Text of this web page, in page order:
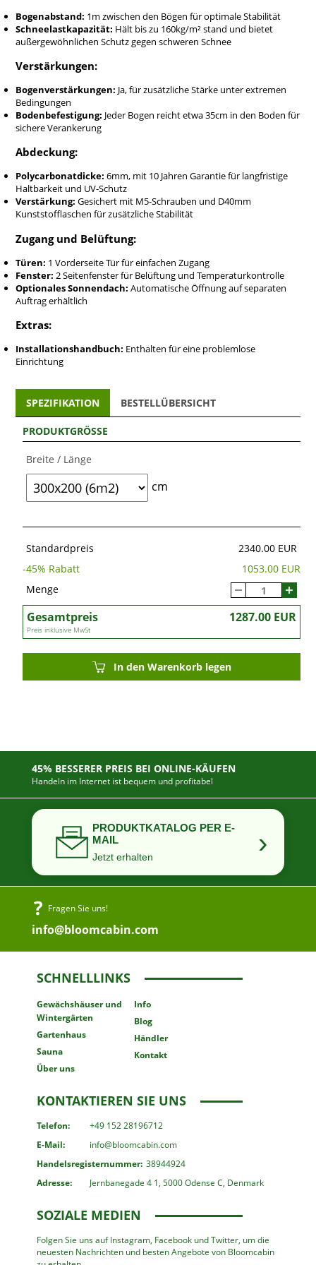
für eine nahtlose Montage geliefert, was den Aufbau
schnell und einfach macht, sodass Sie schneller mit dem
Gärtnern beginnen können.
High Tunnel Gewächshaus—eine perfekte Kombination aus
Pflanzen.
Wir bieten stolz bequeme Abhollieferung für alle unsere
Produkte an, um Ihnen ein nahtloses und problemloses
Bogenabstand: 1m zwischen den Bögen für optimale Stabilität
Schneelastkapazität: Hält bis zu 160kg/m² stand und bietet
außergewöhnlichen Schutz gegen schweren Schnee
Verstärkungen:
Bogenverstärkungen: Ja, für zusätzliche Stärke unter extremen
Bedingungen
Bodenbefestigung: Jeder Bogen reicht etwa 35cm in den Boden für
sichere Verankerung
Abdeckung:
Polycarbonatdicke: 6mm, mit 10 Jahren Garantie für langfristige
Haltbarkeit und UV-Schutz
Verstärkung: Gesichert mit M5-Schrauben und D40mm
Kunststofflaschen für zusätzliche Stabilität
Zugang und Belüftung:
Türen: 1 Vorderseite Tür für einfachen Zugang
Fenster: 2 Seitenfenster für Belüftung und Temperaturkontrolle
Optionales Sonnendach: Automatische Öffnung auf separaten
Auftrag erhältlich
Extras:
Installationshandbuch: Enthalten für eine problemlose
Einrichtung
SPEZIFIKATION BESTELLÜBERSICHT
PRODUKTGRÖSSE
Breite / Länge
cm
Standardpreis
2340.00 EUR
-45% Rabatt
1053.00 EUR
Menge
Gesamtpreis 1287.00 EUR
Preis inklusive MwSt
In den Warenkorb legen
45% BESSERER PREIS BEI ONLINE-KÄUFEN
Handeln im Internet ist bequem und profitabel
PRODUKTKATALOG PER E-
MAIL
Jetzt erhalten ›
Fragen Sie uns!
info@bloomcabin.com
SCHNELLLINKS
Gewächshäuserund
Wintergärten
Gartenhaus
Sauna
Über uns
Info
Blog
Händler
Kontakt
KONTAKTIEREN SIE UNS
Telefon:
+49 152 28196712
E-Mail:
info@bloomcabin.com
Handelsregisternummer: 38944924
Adresse:
Jernbanegade 4 1, 5000 Odense C, Denmark
SOZIALE MEDIEN
Folgen Sie uns auf Instagram, Facebook und Twitter, um die
neuesten Nachrichten und besten Angebote von Bloomcabin